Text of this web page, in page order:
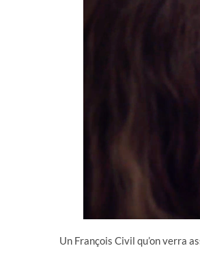
Un François Civil qu’on verra